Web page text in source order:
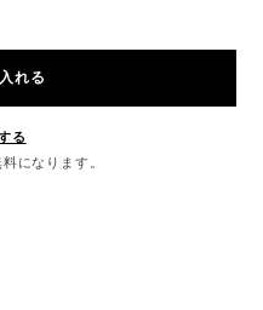
れる
る
になります。